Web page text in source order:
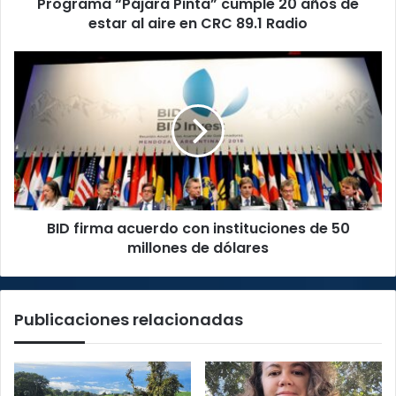
Radio
estar al aire en CRC 89.1 Radio
firma
acuerdo
con
instituciones
de
50
millones
de
dólaresBID firma acuerdo con instituciones de 50
millones de dólares
Publicaciones relacionadas